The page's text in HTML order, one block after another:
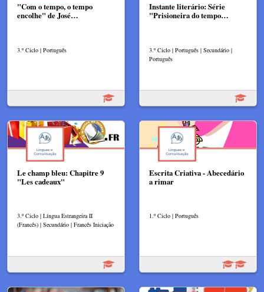
"Com o tempo, o tempo
encolhe" de José…
3.º Ciclo | Português
Instante literário: Série
"Prisioneira do tempo…
3.º Ciclo | Português | Secundário |
Português
Le champ bleu: Chapitre 9
"Les cadeaux"
3.º Ciclo | Língua Estrangeira II
(Francês) | Secundário | Francês Iniciação
Escrita Criativa - Abecedário
a rimar
1.º Ciclo | Português